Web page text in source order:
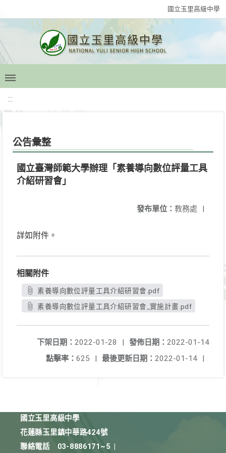
國立玉里高級中學
:::
公告彙整
國立臺灣師範大學辦理「素養導向數位評量工具
介紹研習會」
發布單位： 教務處 |
詳如附件。
相關附件
素養導向數位評量工具介紹研習會.pdf
素養導向數位評量工具介紹研習會_實施計畫.pdf
發佈日期： 2022-01-14
下架日期： 2022-01-28
|
最後更新日期： 2022-01-14 |
點擊率： 625 |
國立玉里高級中學
花蓮縣玉里鎮中華路424號
聯絡電話
03-8886171~5